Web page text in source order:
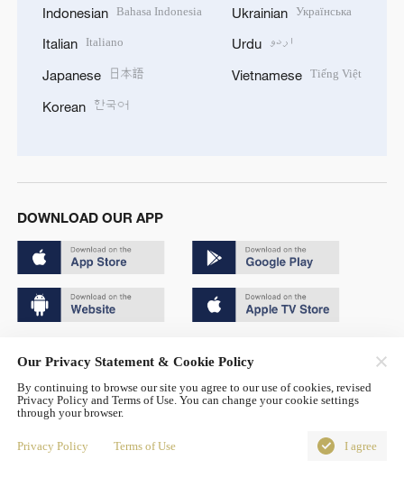
Indonesian Bahasa Indonesia
Italian Italiano
Japanese 日本語
Korean 한국어
Ukrainian Українська
Urdu اردو
Vietnamese Tiếng Việt
DOWNLOAD OUR APP
京ICP备20000184号
京公网安备 11010502050052号
Disinformation report hotline: 010-85061466
Our Privacy Statement & Cookie Policy
By continuing to browse our site you agree to our use of cookies, revised
Privacy Policy and Terms of Use. You can change your cookie settings
through your browser.
Privacy Policy Terms of Use I agree